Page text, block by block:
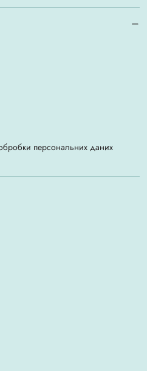
персональних даних